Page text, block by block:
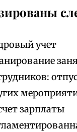
учет
зарплаты